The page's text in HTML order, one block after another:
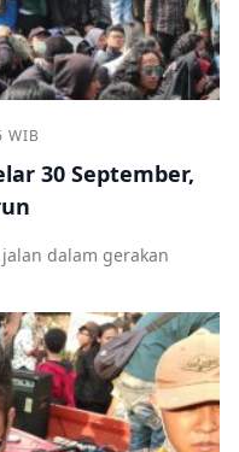
WIB
30 September,
dalam gerakan